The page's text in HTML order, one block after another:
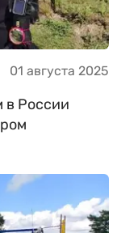
01 августа 2025
в России